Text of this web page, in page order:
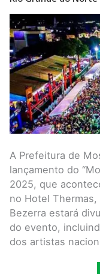
A Prefeitura de
lançamento do
2025, que
no Hotel
Bezerra estará
do evento,
dos artistas